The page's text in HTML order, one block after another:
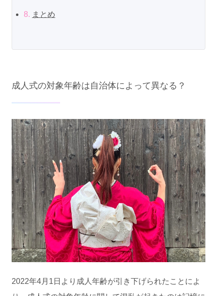
8. まとめ
成人式の対象年齢は自治体によって異なる？
2022年4月1日より成人年齢が引き下げられたことによ